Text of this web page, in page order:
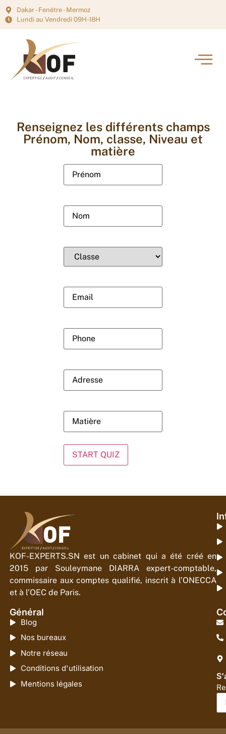
Dakar - Fenêtre - Mermoz
Lundi au Vendredi 09H-18H
Renseignez les différents champs
Prénom, Nom, classe, Niveau et
matière
KOF-EXPERTS.SN est un cabinet qui a été créé en
2015 par Souleymane DIARRA expert-comptable,
commissaire aux comptes qualifié, inscrit à l’ONECCA
et à l’OEC de Paris.
Général
Blog
Nos bureaux
Notre réseau
Conditions d'utilisation
Mentions légales